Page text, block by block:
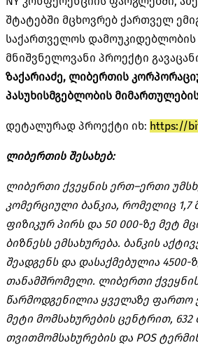
შტატებში მცხოვრებ ქართველ
საქართველოს
მნიშვნელოვანი პროექტი
ზაქარიაძე, ლიბერთის
პასუხისმგებლობის
დეტალურად პროექტი იხ: https://
ლიბერთის შესახებ:
ლიბერთი ქვეყნის ერთ–ერთი
კომერციული ბანკია, რომელიც1,7
ფიზიკურ პირს და 50 000-ზე მეტ
ბიზნესს ემსახურება. ბანკის
შეადგენს და დასაქმებულია 4500-
თანამშრომელი. ლიბერთი
წარმოდგენილია ყველაზე ფართო
მეტი მომსახურების ცენტრით, 632
თვითმომსახურების და POS